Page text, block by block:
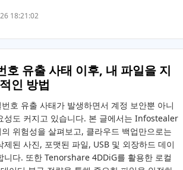
18:21:02
호 유출 사태 이후, 내 파일을 지
인 방법
호 유출 사태가 발생하면서 계정 보안뿐 아니
성도 커지고 있습니다. 본 글에서는 Infostealer
위험성을 살펴보고, 클라우드 백업만으로는
제된 사진, 포맷된 파일, USB 및 외장하드 데이
니다. 또한 Tenorshare 4DDiG를 활용한 로컬